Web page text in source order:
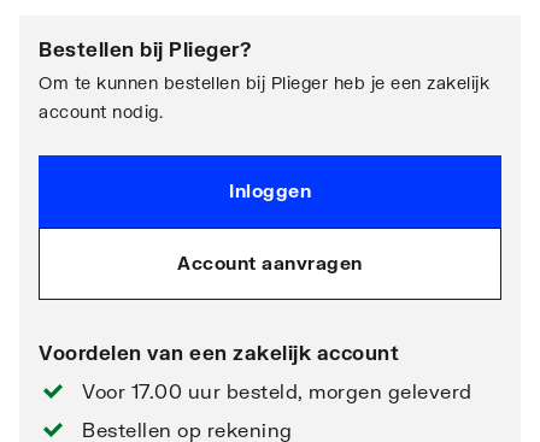
Bestellen bij Plieger?
Om te kunnen bestellen bij Plieger heb je een zakelijk
account nodig.
Inloggen
Account aanvragen
Voordelen van een zakelijk account
Voor 17.00 uur besteld, morgen geleverd
Bestellen op rekening